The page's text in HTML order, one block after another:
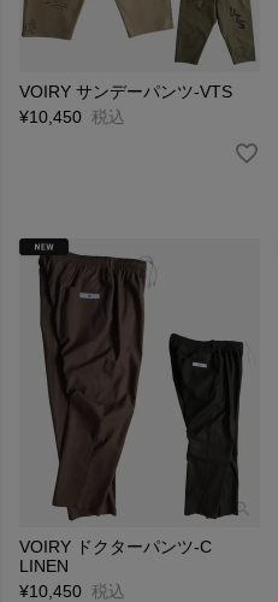
VOIRY サンデーパンツ-VTS
¥10,450 税込
VOIRY ドクターパンツ-C
LINEN
¥10,450 税込